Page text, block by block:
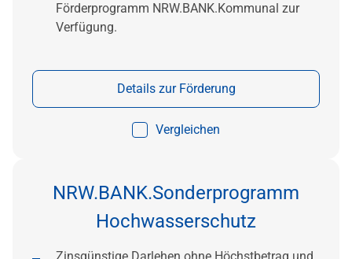
Förderprogramm NRW.BANK.Kommunal zur
Verfügung.
Vergleichen
Details zur Förderung
NRW.BANK.Sonderprogramm
Hochwasserschutz